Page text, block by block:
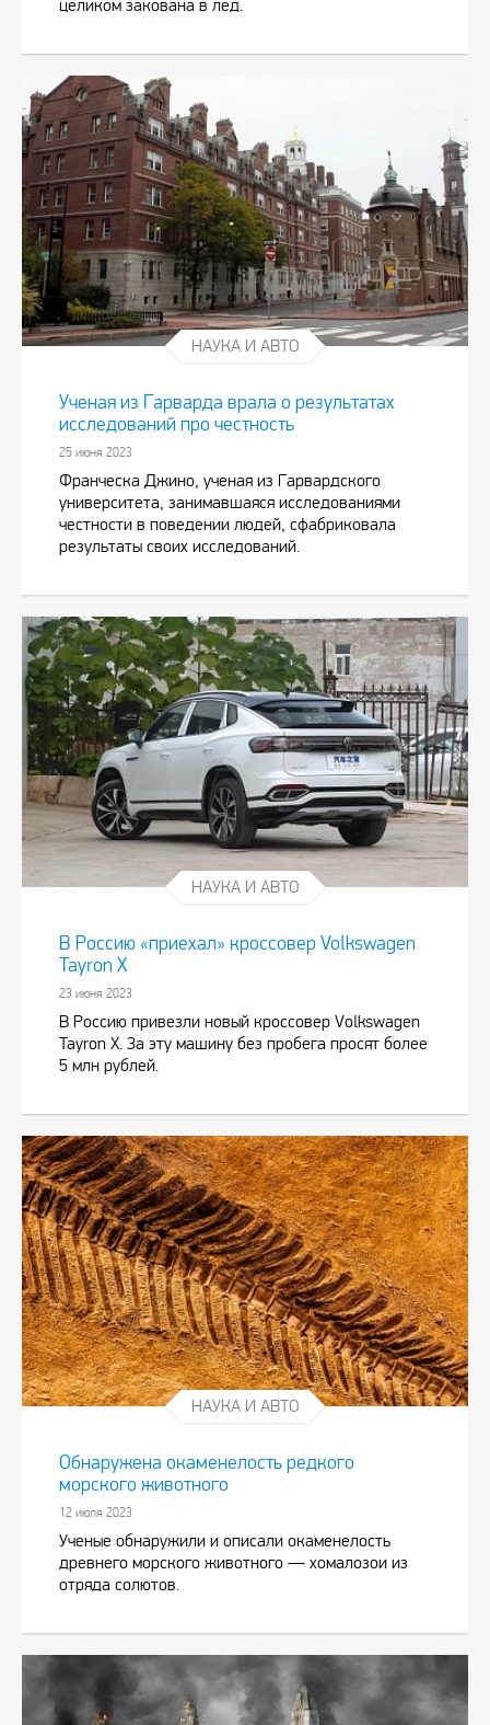
целиком закована в лед.
НАУКА И АВТО
Ученая из Гарварда врала о результатах
исследований про честность
25 июня 2023
Франческа Джино, ученая из Гарвардского
университета, занимавшаяся исследованиями
честности в поведении людей, сфабриковала
результаты своих исследований.
НАУКА И АВТО
В Россию «приехал» кроссовер Volkswagen
Tayron X
23 июня 2023
В Россию привезли новый кроссовер Volkswagen
Tayron X. За эту машину без пробега просят более
5 млн рублей.
НАУКА И АВТО
Обнаружена окаменелость редкого
морского животного
12 июля 2023
Ученые обнаружили и описали окаменелость
древнего морского животного — хомалозои из
отряда солютов.